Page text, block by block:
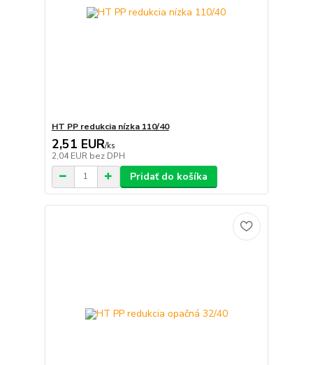
HT PP redukcia nízka 110/40
2,51 EUR/ks
2,04 EUR bez DPH
Pridať do košíka